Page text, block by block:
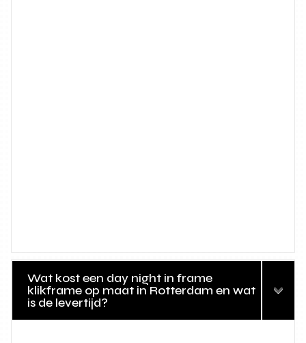
Wat kost een day night in frame
klikframe op maat in Rotterdam en wat
is de levertijd?